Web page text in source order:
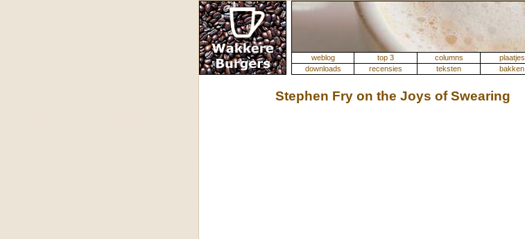
weblog top 3 columns plaatjes
downloads
recensies teksten bakken
Stephen Fry on the Joys of Swearing